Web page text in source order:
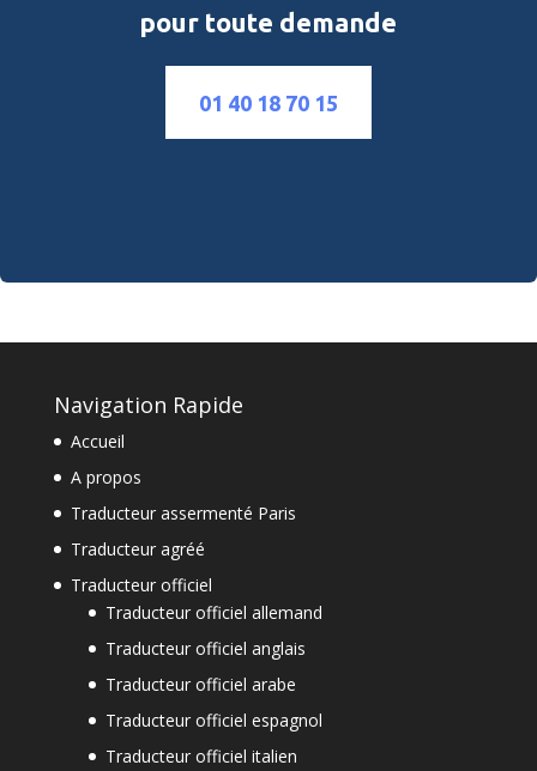
pour toute demande
01 40 18 70 15
Navigation Rapide
Accueil
A propos
Traducteur assermenté Paris
Traducteur agréé
Traducteur officiel
Traducteur officiel allemand
Traducteur officiel anglais
Traducteur officiel arabe
Traducteur officiel espagnol
Traducteur officiel italien